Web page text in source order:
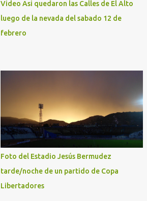
Video Asi quedaron las Calles de El Alto
luego de la nevada del sabado 12 de
febrero
Foto del Estadio Jesús Bermudez
tarde/noche de un partido de Copa
Libertadores